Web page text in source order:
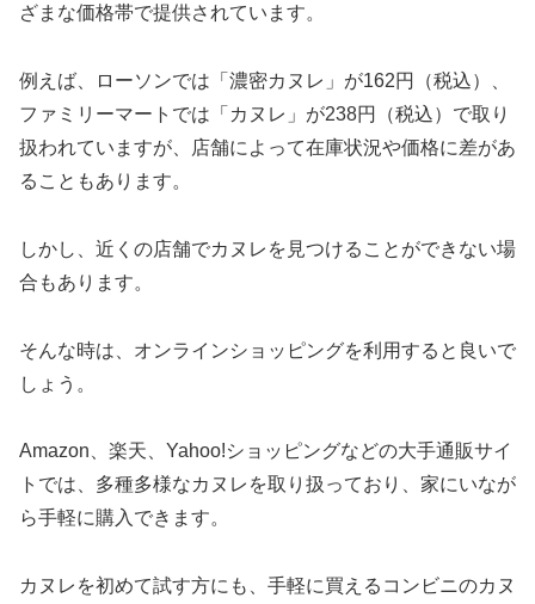
ざまな価格帯で提供されています。
例えば、ローソンでは「濃密カヌレ」が162円（税込）、
ファミリーマートでは「カヌレ」が238円（税込）で取り
扱われていますが、店舗によって在庫状況や価格に差があ
ることもあります。
しかし、近くの店舗でカヌレを見つけることができない場
合もあります。
そんな時は、オンラインショッピングを利用すると良いで
しょう。
Amazon、楽天、Yahoo!ショッピングなどの大手通販サイ
トでは、多種多様なカヌレを取り扱っており、家にいなが
ら手軽に購入できます。
カヌレを初めて試す方にも、手軽に買えるコンビニのカヌ